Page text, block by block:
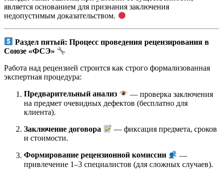
является основанием для признания заключения
недопустимым доказательством.
Раздел пятый: Процесс проведения рецензирования в
Союзе «ФСЭ»
Работа над рецензией строится как строго формализованная
экспертная процедура:
Предварительный анализ
— проверка заключения
на предмет очевидных дефектов (бесплатно для
клиента).
Заключение договора
— фиксация предмета, сроков
и стоимости.
Формирование рецензионной комиссии
—
привлечение 1–3 специалистов (для сложных случаев).